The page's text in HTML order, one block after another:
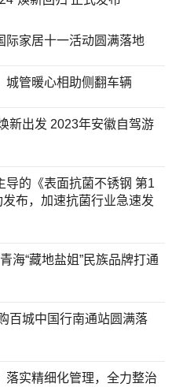
际家居十一活动圆满落地
城管暖心相助侧翻车辆
新出发 2023年安徽自驾游
导的《表面抗菌不锈钢 第1
布，加速抗菌行业急速发
海“藏地盐姐”民族品牌打通
百城中国行南通站圆满落
落实精细化管理，全力整治